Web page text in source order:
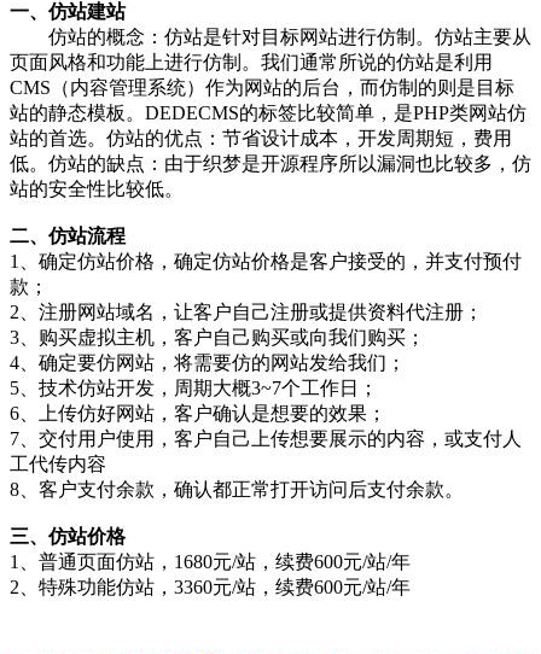
一、仿站建站
仿站的概念：仿站是针对目标网站进行仿制。仿站主要从
页面风格和功能上进行仿制。我们通常所说的仿站是利用
CMS（内容管理系统）作为网站的后台，而仿制的则是目标
站的静态模板。DEDECMS的标签比较简单，是PHP类网站仿
站的首选。仿站的优点：节省设计成本，开发周期短，费用
低。仿站的缺点：由于织梦是开源程序所以漏洞也比较多，仿
站的安全性比较低。
二、仿站流程
1、确定仿站价格，确定仿站价格是客户接受的，并支付预付
款；
2、注册网站域名，让客户自己注册或提供资料代注册；
3、购买虚拟主机，客户自己购买或向我们购买；
4、确定要仿网站，将需要仿的网站发给我们；
5、技术仿站开发，周期大概3~7个工作日；
6、上传仿好网站，客户确认是想要的效果；
7、交付用户使用，客户自己上传想要展示的内容，或支付人
工代传内容
8、客户支付余款，确认都正常打开访问后支付余款。
三、仿站价格
1、普通页面仿站，1680元/站，续费600元/站/年
2、特殊功能仿站，3360元/站，续费600元/站/年